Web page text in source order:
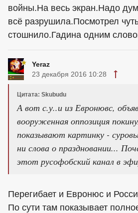
войны.На весь экран.Надо
всё разрушила.Посмотрел
стошнило.Гадина одним
Yeraz
23 декабря 2016 10:28
Цитата: Skubudu
А вот с.у..и из Евронювс,
вооруженная оппозиция
показывают картинку -
ни слова о праздновании...
этот русофобский канал в
Перегибает и Евронюс и
По сути там показывает